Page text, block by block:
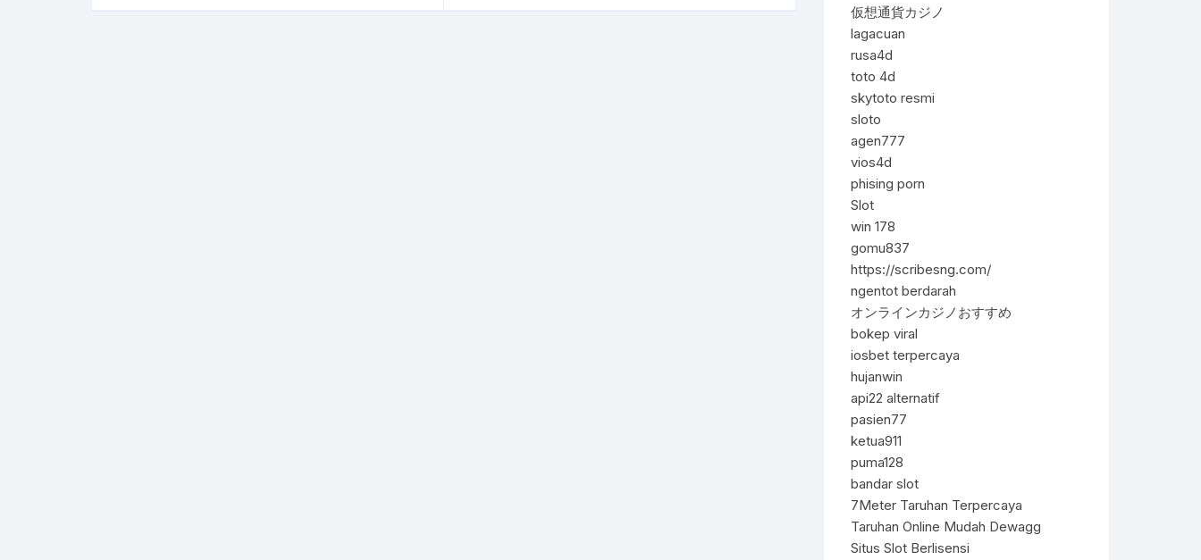
仮想通貨カジノ
lagacuan
rusa4d
toto 4d
skytoto resmi
sloto
agen777
vios4d
phising porn
Slot
win 178
gomu837
https://scribesng.com/
ngentot berdarah
オンラインカジノおすすめ
bokep viral
iosbet terpercaya
hujanwin
api22 alternatif
pasien77
ketua911
puma128
bandar slot
7Meter Taruhan Terpercaya
Taruhan Online Mudah Dewagg
Situs Slot Berlisensi